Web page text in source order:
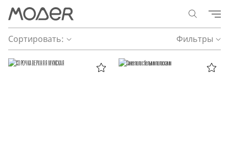
Сортировать: Фильтры